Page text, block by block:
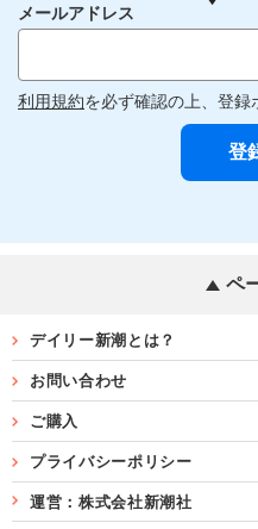
メールアドレス
利用規約を必ず確認の上、登録
ペ
デイリー新潮とは？
お問い合わせ
ご購入
プライバシーポリシー
運営：株式会社新潮社